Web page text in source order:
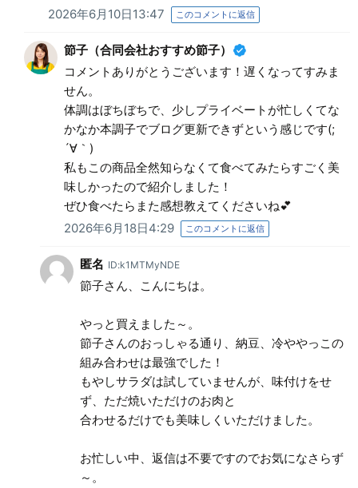
2026年6月10日13:47 このコメントに返信
節子（合同会社おすすめ節子）
コメントありがとうございます！遅くなってすみま
せん。
体調はぼちぼちで、少しプライベートが忙しくてな
かなか本調子でブログ更新できずという感じです(;
´∀｀)
私もこの商品全然知らなくて食べてみたらすごく美
味しかったので紹介しました！
ぜひ食べたらまた感想教えてくださいね💕
2026年6月18日4:29
このコメントに返信
匿名 ID:k1MTMyNDE
節子さん、こんにちは。
やっと買えました～。
節子さんのおっしゃる通り、納豆、冷ややっこの
組み合わせは最強でした！
もやしサラダは試していませんが、味付けをせ
ず、ただ焼いただけのお肉と
合わせるだけでも美味しくいただけました。
お忙しい中、返信は不要ですのでお気になさらず
～。